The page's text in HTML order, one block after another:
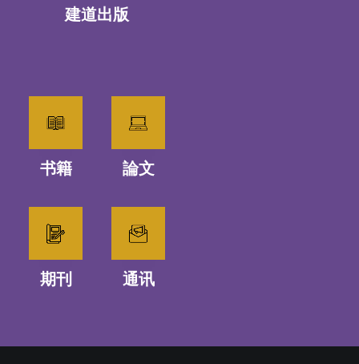
建道出版
书籍 論文
期刊 通讯